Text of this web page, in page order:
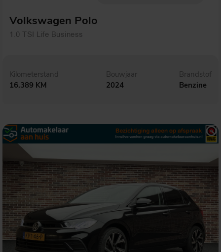
Volkswagen Polo
1.0 TSI Life Business
Kilometerstand
16.389 KM
Bouwjaar
2024
Brandstof
Benzine